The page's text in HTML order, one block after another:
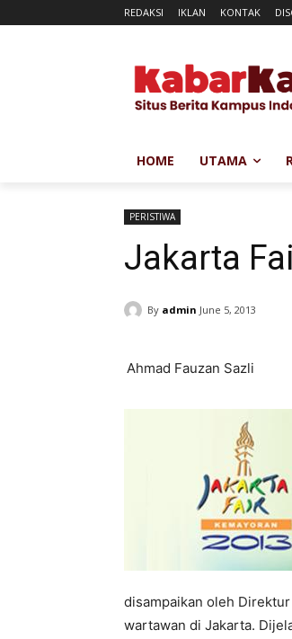
REDAKSI IKLAN KONTAK
HOME UTAMA
PERISTIWA
Jakarta
By admin June 5, 2013
Ahmad Fauzan Sazli
disampaikan oleh
wartawan di Jakarta.